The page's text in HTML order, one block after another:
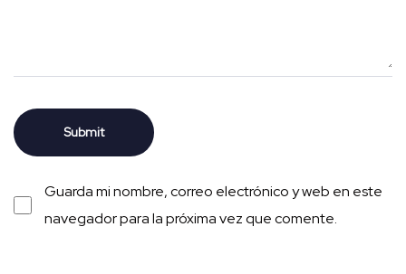
Guarda mi nombre, correo electrónico y web en este
navegador para la próxima vez que comente.